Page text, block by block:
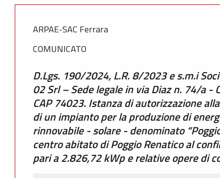
ARPAE-SAC Ferrara
COMUNICATO
D.Lgs. 190/2024, L.R. 8/2023 e s.m.i
02 Srl – Sede legale in via Diaz n. 74/a -
CAP 74023. Istanza di autorizzazione
di un impianto per la produzione di
rinnovabile - solare - denominato
centro abitato di Poggio Renatico al
pari a 2.826,72 kWp e relative opere di